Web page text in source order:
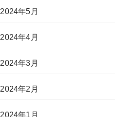
2024年5月
2024年4月
2024年3月
2024年2月
2024年1月